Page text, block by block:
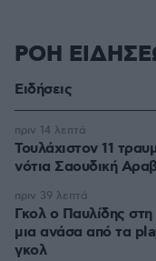
ΡΟΗ
Ειδήσεις
Τουλάχιστον 11
νότια Σαουδική
πριν 14 λεπτά
Γκολ ο Παυλίδης
μια ανάσα από τα
γκολ
πριν 39 λεπτά